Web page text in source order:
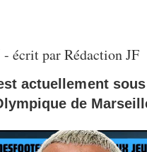
écrit par Rédaction JF
actuellement
de